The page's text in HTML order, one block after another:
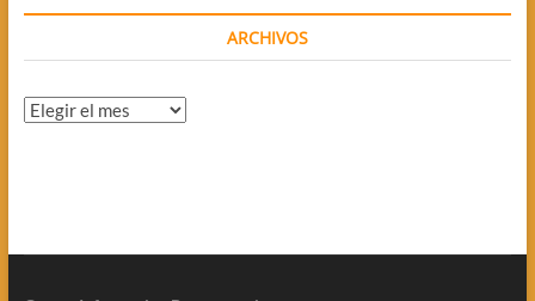
ARCHIVOS
Archivos